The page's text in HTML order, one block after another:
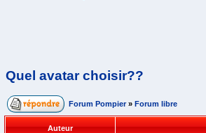
Quel avatar choisir??
Forum Pompier » Forum libre
Auteur